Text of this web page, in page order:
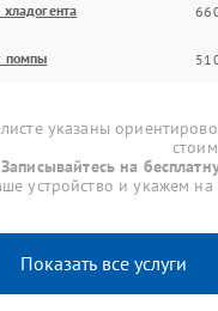
помпы
указаны
Записывайтесь на
устройство и укажем на
Показать все услуги